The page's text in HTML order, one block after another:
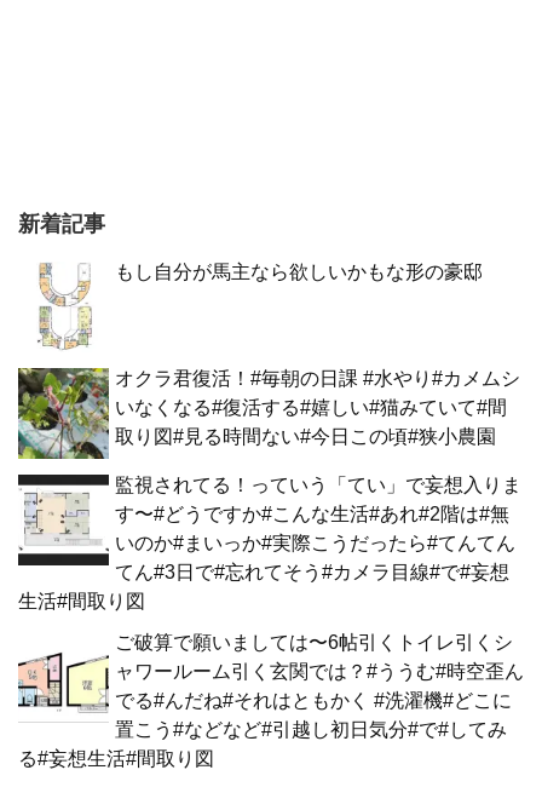
新着記事
もし自分が馬主なら欲しいかもな形の豪邸
オクラ君復活！#毎朝の日課 #水やり#カメムシ
いなくなる#復活する#嬉しい#猫みていて#間
取り図#見る時間ない#今日この頃#狭小農園
監視されてる！っていう「てい」で妄想入りま
す〜#どうですか#こんな生活#あれ#2階は#無
いのか#まいっか#実際こうだったら#てんてん
てん#3日で#忘れてそう#カメラ目線#で#妄想
生活#間取り図
ご破算で願いましては〜6帖引くトイレ引くシ
ャワールーム引く玄関では？#ううむ#時空歪ん
でる#んだね#それはともかく #洗濯機#どこに
置こう#などなど#引越し初日気分#で#してみ
る#妄想生活#間取り図